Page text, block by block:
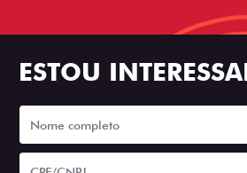
ESTOU